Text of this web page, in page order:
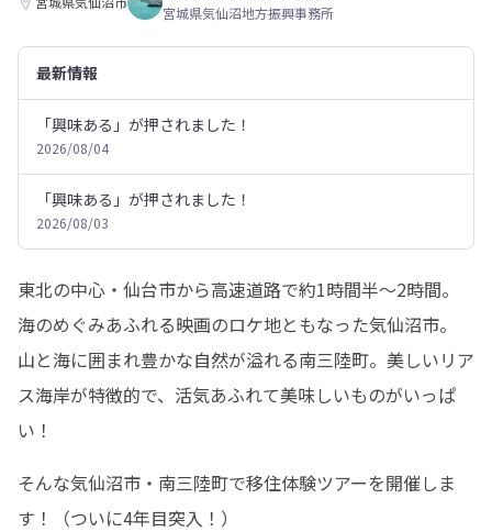
宮城県気仙沼地方振興事務所
最新情報
「興味ある」が押されました！
2026/08/04
「興味ある」が押されました！
2026/08/03
東北の中心・仙台市から高速道路で約1時間半～2時間。
海のめぐみあふれる映画のロケ地ともなった気仙沼市。
山と海に囲まれ豊かな自然が溢れる南三陸町。美しいリア
ス海岸が特徴的で、活気あふれて美味しいものがいっぱ
い！
そんな気仙沼市・南三陸町で移住体験ツアーを開催しま
す！（ついに4年目突入！）